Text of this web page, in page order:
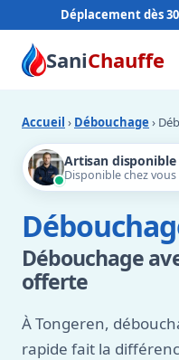
Déplacement dès
SaniChauffe
Accueil › Débouchage ›
Artisan disponible
Disponible chez vous
Débouchage
offerte
À Tongeren,
rapide fait la